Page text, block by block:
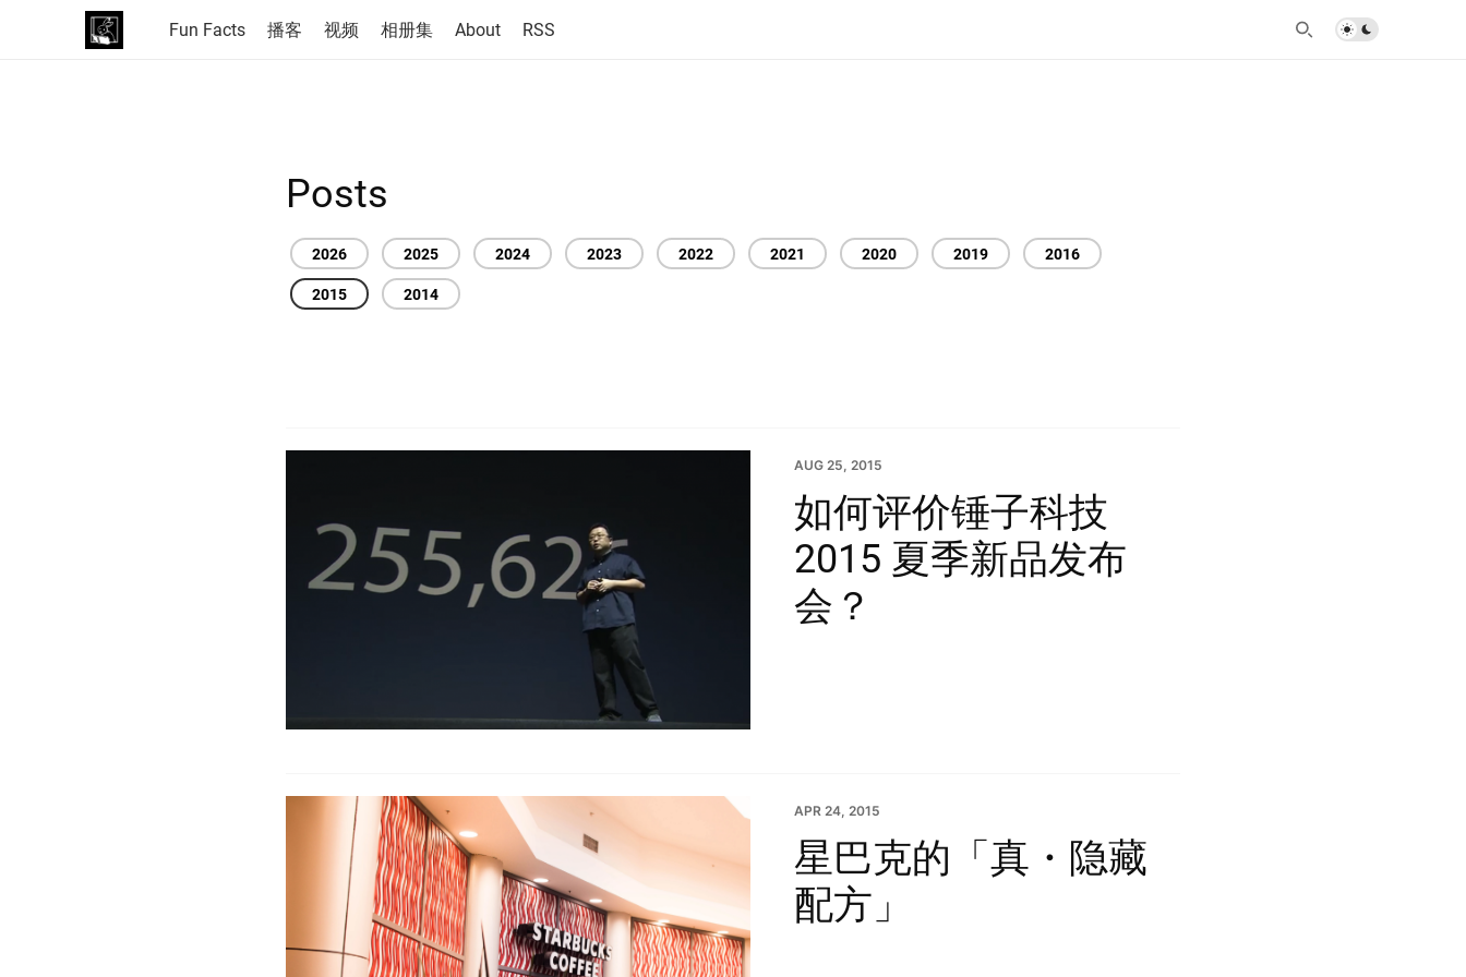
Fun Facts 播客 视频 相册集 About RSS
Posts
2026 2025 2024 2023 2022 2021 2020 2019
2016
2015
2014
AUG 25, 2015
如何评价锤子科技
2015 夏季新品发布
会？
APR 24, 2015
星巴克的「真・隐藏
配方」